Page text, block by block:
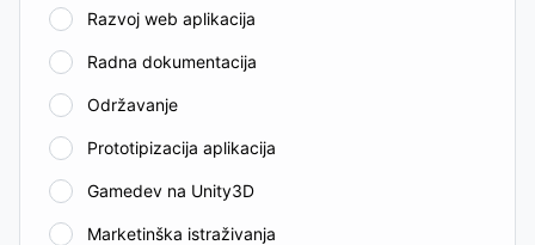
Razvoj web aplikacija
Radna dokumentacija
Održavanje
Prototipizacija aplikacija
Gamedev na Unity3D
Marketinška istraživanja